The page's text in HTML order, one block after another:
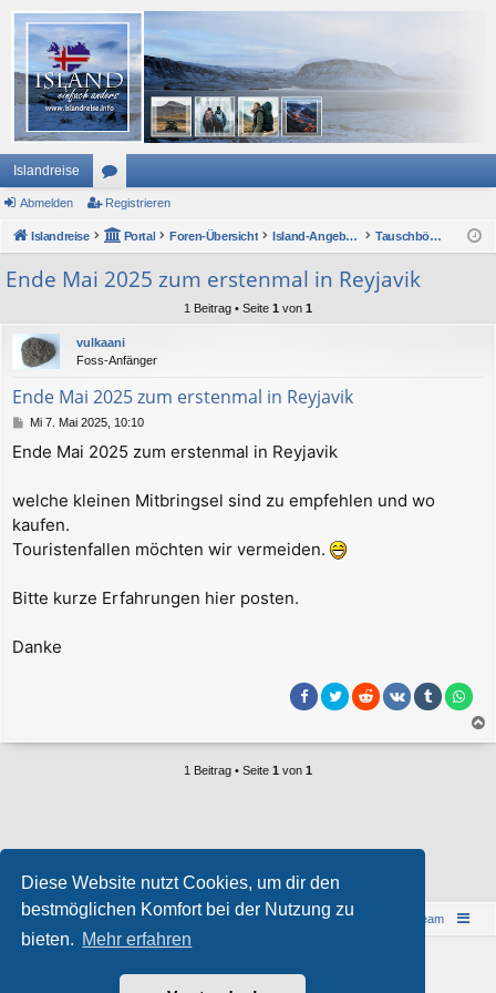
Diese Website nutzt Cookies, um dir den
bestmöglichen Komfort bei der Nutzung zu
bieten. Mehr erfahren
Islandreise
or
en
Abmelden Registrieren
Islandreise Portal Foren-Übersicht Island-Angebote Tauschbörse und Kleinanzeigen
Ende Mai 2025 zum erstenmal in Reyjavik
1 Beitrag • Seite 1 von 1
vulkaani
Foss-Anfänger
Ende Mai 2025 zum erstenmal in Reyjavik
B
i
a
g
Mi 7. Mai 2025, 10:10
Ende Mai 2025 zum erstenmal in Reyjavik
welche kleinen Mitbringsel sind zu empfehlen und wo
kaufen.
Touristenfallen möchten wir vermeiden.
Bitte kurze Erfahrungen hier posten.
Danke
a
1 Beitrag • Seite 1 von 1
Mitglieder in diesem Forum: ClaudeBot [Bot]und 0 Gäste
Islandreise Portal Foren-Übersicht Das Team
Powered byphpBB® Forum Software © phpBB Limited